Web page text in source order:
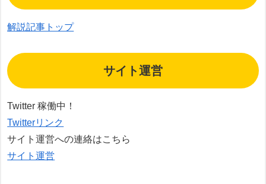
解説記事トップ
サイト運営
Twitter 稼働中！
Twitterリンク
サイト運営への連絡はこちら
サイト運営